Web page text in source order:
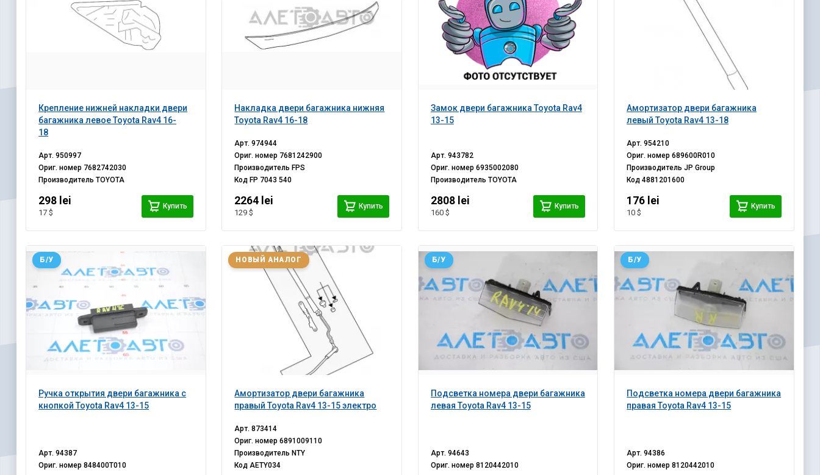
Крепление нижней накладки двери
багажника левое Toyota Rav4 16-
18
Арт.950997
Ориг. номер 7682742030
ПроизводительTOYOTA
298 lei
17 $
Купить
Накладка двери багажника нижняя
Toyota Rav4 16-18
Арт.974944
Ориг. номер 7681242900
Производитель FPS
Код FP 7043 540
2264 lei
129 $
Купить
Замок двери багажника Toyota Rav4
13-15
Арт. 943782
Ориг. номер 6935002080
Производитель TOYOTA
2808 lei
160 $
Купить
Амортизатор двери багажника
левый Toyota Rav4 13-18
Арт.954210
Ориг. номер689600R010
ПроизводительJP Group
Код4881201600
176 lei
10 $
Купить
Ручка открытия двери багажника с
кнопкой Toyota Rav4 13-15
Б/У
Арт.94387
Ориг. номер848400T010
Амортизатор двери багажника
правый Toyota Rav4 13-15 электро
НОВЫЙ АНАЛОГ
Арт.873414
Ориг. номер6891009110
Производитель NTY
КодAETY034
Подсветка номера двери багажника
левая Toyota Rav4 13-15
Б/У
Арт. 94643
Ориг. номер 8120442010
Подсветка номера двери багажника
правая Toyota Rav4 13-15
Б/У
Арт.94386
Ориг. номер8120442010